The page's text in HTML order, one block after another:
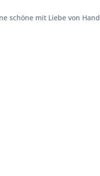
schöne mit Liebe von Hand